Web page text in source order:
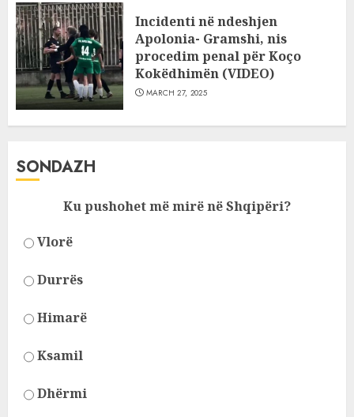
Incidenti në ndeshjen
Apolonia- Gramshi, nis
procedim penal për Koço
Kokëdhimën (VIDEO)
MARCH 27, 2025
SONDAZH
Ku pushohet më mirë në Shqipëri?
Vlorë
Durrës
Himarë
Ksamil
Dhërmi